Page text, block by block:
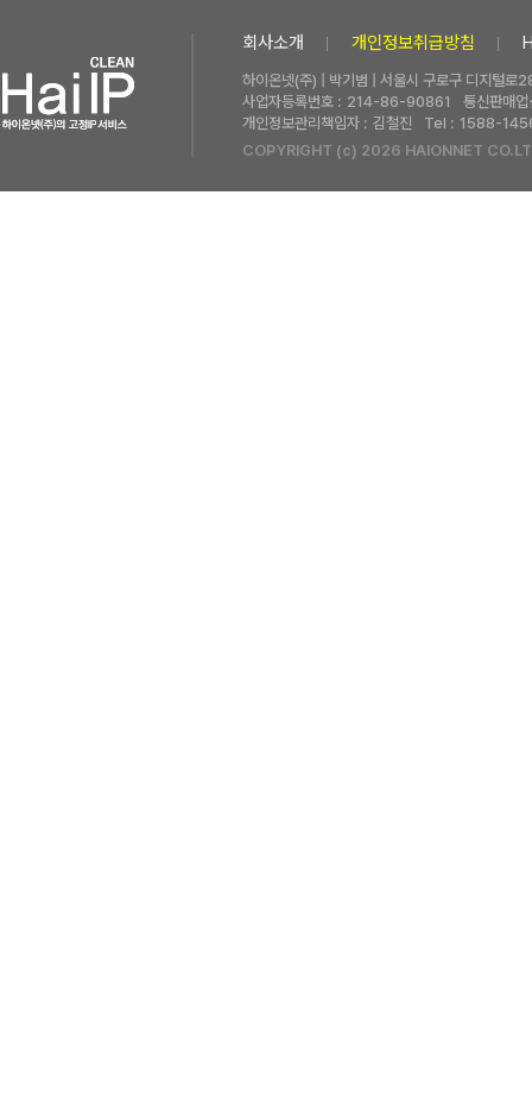
회사소개 개인정보취급방침
하이온넷(주) | 박기범 | 서울시 구로구 디지털
사업자등록번호 : 214-86-90861
통신판매
개인정보관리책임자 : 김철진 Tel : 1588-
COPYRIGHT (c) 2026 HAIONNET